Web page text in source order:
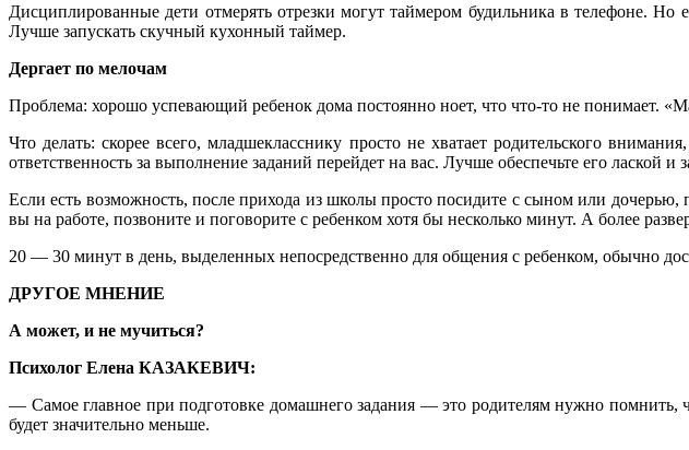
Дисциплированные дети отмерять отрезки могут таймером будильника в телефоне.
Лучше запускать скучный кухонный таймер.
Дергает по мелочам
Проблема: хорошо успевающий ребенок дома постоянно ноет, что что-то не понимает.
Что делать: скорее всего, младшекласснику просто не хватает родительского
ответственность за выполнение заданий перейдет на вас. Лучше обеспечьте его лаской
Если есть возможность, после прихода из школы просто посидите с сыном или
вы на работе, позвоните и поговорите с ребенком хотя бы несколько минут. А более
20 — 30 минут в день, выделенных непосредственно для общения с ребенком, обычно
ДРУГОЕ МНЕНИЕ
А может, и не мучиться?
Психолог Елена КАЗАКЕВИЧ:
— Самое главное при подготовке домашнего задания — это родителям нужно помнить,
будет значительно меньше.